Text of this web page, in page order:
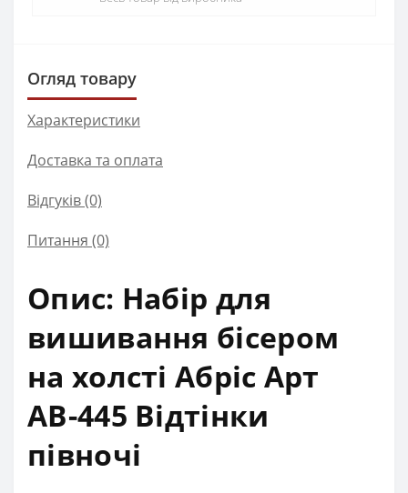
Огляд товару
Характеристики
Доставка та оплата
Відгуків (0)
Питання (0)
Опис: Набір для
вишивання бісером
на холсті Абріс Арт
АВ-445 Відтінки
півночі